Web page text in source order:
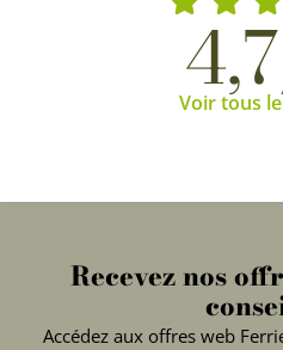
Voir tous
Recevez nos
Accédez aux offres web